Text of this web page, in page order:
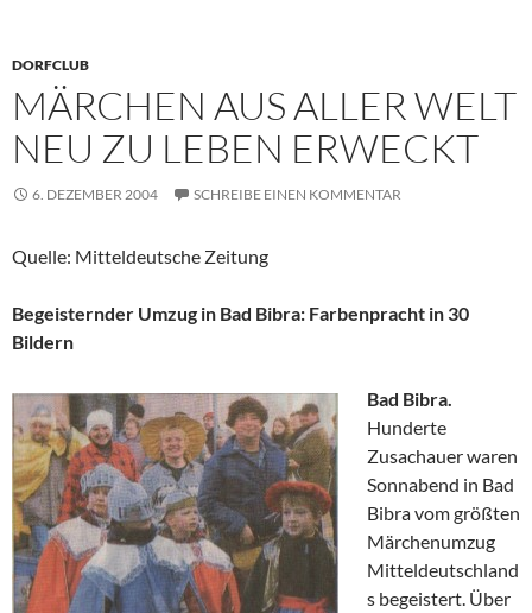
DORFCLUB
MÄRCHEN AUS ALLER WELT
NEU ZU LEBEN ERWECKT
6. DEZEMBER 2004 SCHREIBE EINEN KOMMENTAR
Quelle: Mitteldeutsche Zeitung
Begeisternder Umzug in Bad Bibra: Farbenpracht in 30
Bildern
Bad Bibra.
Hunderte
Zusachauer waren
Sonnabend in Bad
Bibra vom größten
Märchenumzug
Mitteldeutschland
s begeistert. Über